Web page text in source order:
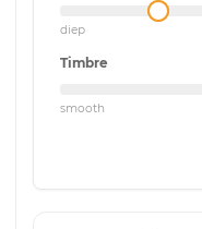
diep
Timbre
smooth